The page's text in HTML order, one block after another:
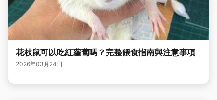
花枝鼠可以吃紅蘿蔔嗎？完整餵食指南與注意事項
2026年03月24日